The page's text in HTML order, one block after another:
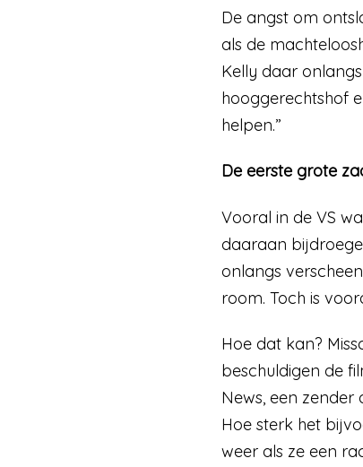
De angst om
als de
Kelly daar
hooggerechtshof
helpen.”
De eerste grote
Vooral in de VS
daaraan
onlangs
room. Toch is
Hoe dat kan?
beschuldigen de
News, een
Hoe sterk het
weer als ze een